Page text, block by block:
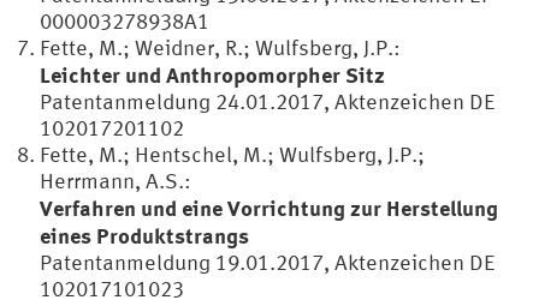
000003278938A1
Fette, M.; Weidner, R.; Wulfsberg, J.P.:
Leichter und Anthropomorpher Sitz
Patentanmeldung 24.01.2017, Aktenzeichen DE
102017201102
Fette, M.; Hentschel, M.; Wulfsberg, J.P.;
Herrmann, A.S.:
Verfahren und eine Vorrichtung zur Herstellung
eines Produktstrangs
Patentanmeldung 19.01.2017, Aktenzeichen DE
102017101023